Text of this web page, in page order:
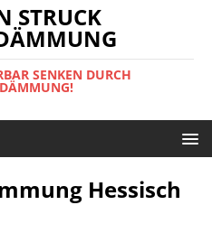
STRUCK
SENKEN DURCH
Hessisch